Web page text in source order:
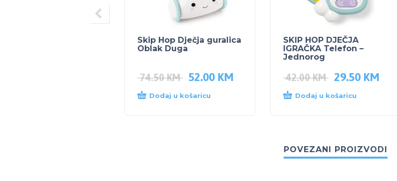
Skip Hop Dječja guralica
Oblak Duga
74.50KM 52.00 KM
Dodaj u košaricu
SKIP HOP DJEČJA
IGRAČKA Telefon –
Jednorog
42.00KM 29.50 KM
Dodaj u košaricu
POVEZANI PROIZVODI